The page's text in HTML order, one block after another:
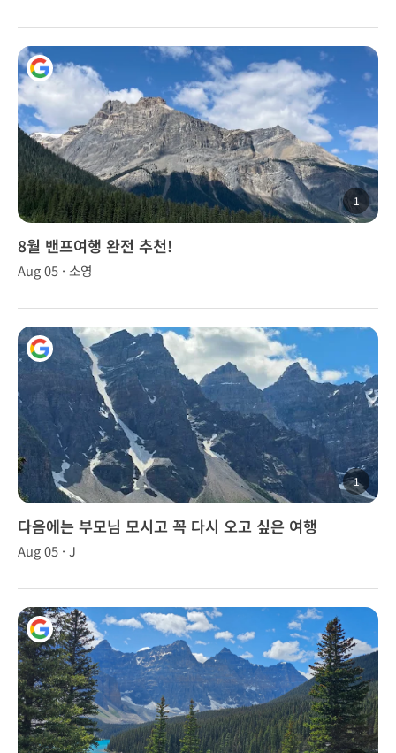
1
8월 밴프여행 완전 추천!
Aug 05 · 소영
1
다음에는 부모님 모시고 꼭 다시 오고 싶은 여행
Aug 05 · J